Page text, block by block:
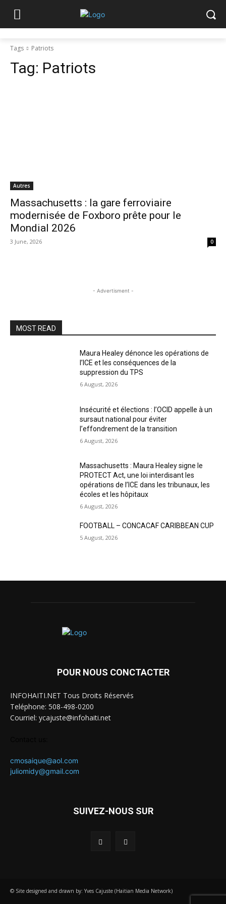
Tags Patriots
Tag: Patriots
Autres
Massachusetts : la gare ferroviaire
modernisée de Foxboro prête pour le
Mondial 2026
3 June, 2026 0
- Advertisment -
MOST READ
Maura Healey dénonce les opérations de
l’ICE et les conséquences de la
suppression du TPS
6 August, 2026
Insécurité et élections : l’OCID appelle à un
sursaut national pour éviter
l’effondrement de la transition
6 August, 2026
Massachusetts : Maura Healey signe le
PROTECT Act, une loi interdisant les
opérations de l’ICE dans les tribunaux, les
écoles et les hôpitaux
6 August, 2026
FOOTBALL – CONCACAF CARIBBEAN CUP
5 August, 2026
POUR NOUS CONCTACTER
INFOHAITI.NET Tous Droits Réservés
Teléphone: 508-498-0200
Courriel: ycajuste@infohaiti.net
cmosaique@aol.com
juliomidy@gmail.com
SUIVEZ-NOUS SUR
© Site designed and drawn by: Yves Cajuste (Haitian Media Network)